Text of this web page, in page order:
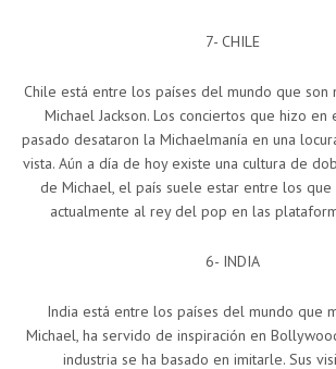
7- CHILE
Chile está entre los países del mundo que son
Michael Jackson. Los conciertos que hizo
pasado desataron la Michaelmanía en una
vista. Aún a día de hoy existe una cultura de
de Michael, el país suele estar entre los que
actualmente al rey del pop en las
6- INDIA
India está entre los países del mundo que
Michael, ha servido de inspiración en
industria se ha basado en imitarle. Sus